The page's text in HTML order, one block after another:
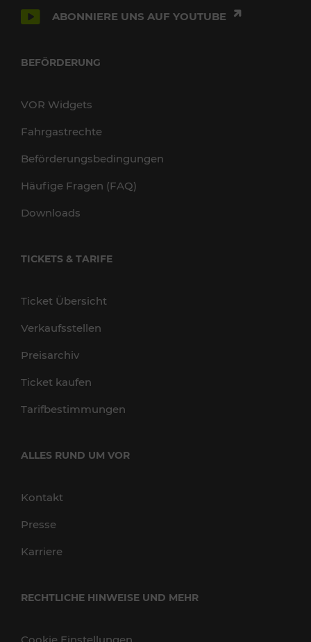
ABONNIERE UNS AUF YOUTUBE
BEFÖRDERUNG
VOR Widgets
Fahrgastrechte
Beförderungsbedingungen
Häufige Fragen (FAQ)
Downloads
TICKETS & TARIFE
Ticket Übersicht
Verkaufsstellen
Preisarchiv
Ticket kaufen
Tarifbestimmungen
ALLES RUND UM VOR
Kontakt
Presse
Karriere
RECHTLICHE HINWEISE UND MEHR